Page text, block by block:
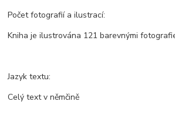
Počet fotografií a ilustrací:
Kniha je ilustrována 121 barevnými
Jazyk textu:
Celý text v němčině